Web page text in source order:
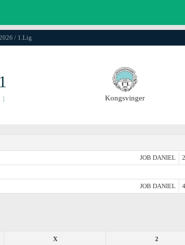
/ 1.Lig
] Kongsvinger
JOB DANIEL
JOB DANIEL
2
X